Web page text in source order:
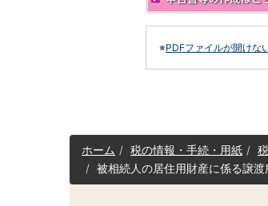
※PDFファイルが開けな
サ
イホーム 税の情報・手続・用紙
被相続人の居住用財産に係る譲